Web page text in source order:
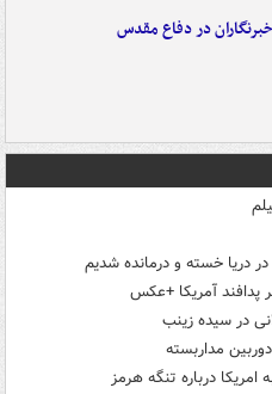
در دفاع مقدس
در سیده زینب
درباره تنگه هرمز